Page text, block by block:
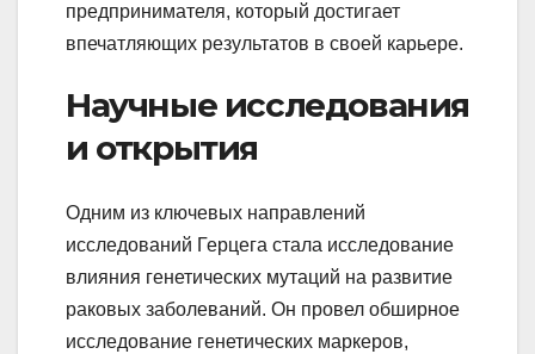
предпринимателя, который достигает
впечатляющих результатов в своей карьере.
Научные исследования
и открытия
Одним из ключевых направлений
исследований Герцега стала исследование
влияния генетических мутаций на развитие
раковых заболеваний. Он провел обширное
исследование генетических маркеров,